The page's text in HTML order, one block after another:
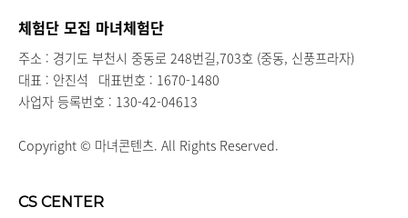
체험단 모집 마녀체험단
주소 : 경기도 부천시 중동로 248번길,703호 (중동, 신풍프라자)
대표 : 안진석 대표번호 : 1670-1480
사업자 등록번호 : 130-42-04613
Copyright © 마녀콘텐츠. All Rights Reserved.
CS CENTER